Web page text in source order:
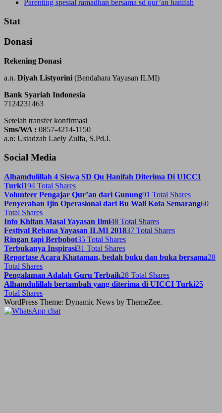
Parenting spesial ramadhan bersama sd qur’an hanifah
Stat
Donasi
Rekening Donasi
a.n. Diyah Listyorini (Bendahara Yayasan ILMI)
Bank Syariah Indonesia
7124231463
Setelah transfer konfirmasi
Sms/WA : 0857-4214-1150
a.n: Ustadzah Laely Zulfa, S.Pd.I.
Social Media
Alhamdulillah 4 Siswa SD Qu Hanifah Diterima Di UICCI
Turki194 Total Shares
Volunteer Pengajar Qur’an dari Gunung91 Total Shares
Penyerahan Ijin Operasional dari Bu Wali Kota Semarang60
Total Shares
Info Khitan Masal Yayasan Ilmi48 Total Shares
Festival Rebana Yayasan ILMI 201837 Total Shares
Ringan tapi Berbobot35 Total Shares
Terbukanya Inspirasi31 Total Shares
Reportase Acara Khataman, bedah buku dan buka bersama28
Total Shares
Pengalaman Adalah Guru Terbaik28 Total Shares
Alhamdulillah bertambah yang diterima di UICCI Turki25
Total Shares
WordPress Theme: Dynamic News by ThemeZee.